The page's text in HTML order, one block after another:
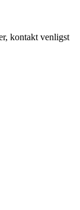
kontakt venligst